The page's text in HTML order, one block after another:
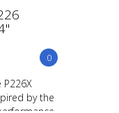
0
by the